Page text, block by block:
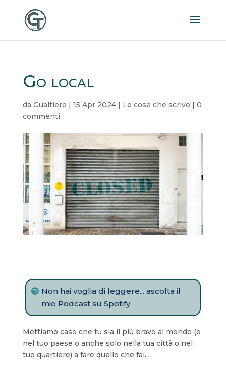
Go local
da Gualtiero | 15 Apr 2024| Le cose che scrivo | 0
commenti
Non hai voglia di leggere... ascolta il
mio Podcast su Spotify
Mettiamo caso che tu sia il più bravo al mondo (o
nel tuo paese o anche solo nella tua città o nel
tuo quartiere) a fare quello che fai.